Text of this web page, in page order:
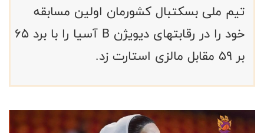
تیم ملی بسکتبال کشورمان اولین مسابقه
خود را در رقابتهای دیویژن B آسیا را با برد ۶۵
بر ۵۹ مقابل مالزی استارت زد.